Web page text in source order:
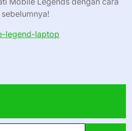
legend-laptop